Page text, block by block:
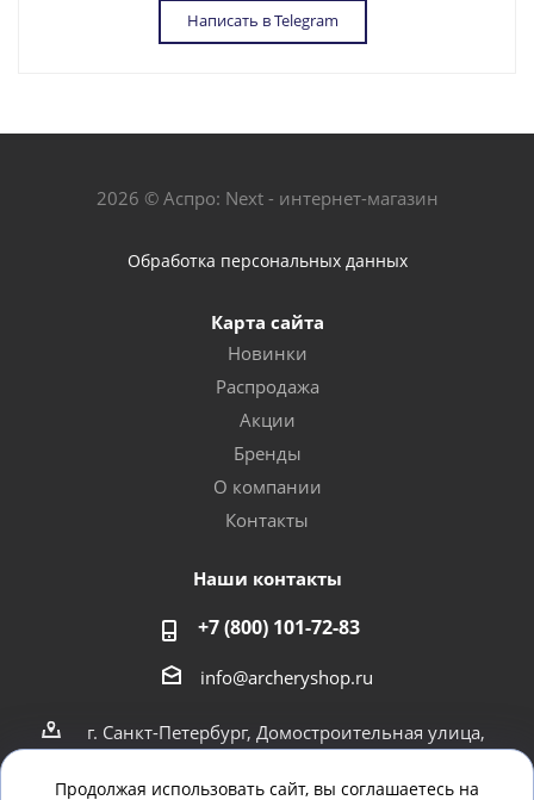
Написать в Telegram
2026 © Аспро: Next - интернет-магазин
Обработка персональных данных
Карта сайта
Новинки
Распродажа
Акции
Бренды
О компании
Контакты
Наши контакты
+7 (800) 101-72-83
info@archeryshop.ru
г. Санкт-Петербург, Домостроительная улица,
г. Санкт-Петербург Пионерская 21
Продолжая использовать сайт, вы соглашаетесь на